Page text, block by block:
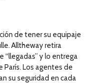
de tener su equipaje
Alltheway retira
y lo entrega
París. Los agentes de
su seguridad en cada